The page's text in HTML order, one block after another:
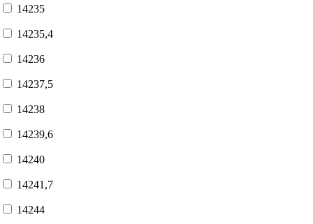
14235
14235,4
14236
14237,5
14238
14239,6
14240
14241,7
14244